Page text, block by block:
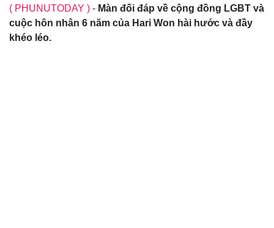
( PHUNUTODAY ) - Màn đối đáp về cộng đồng LGBT và
cuộc hôn nhân 6 năm của Hari Won hài hước và đầy
khéo léo.